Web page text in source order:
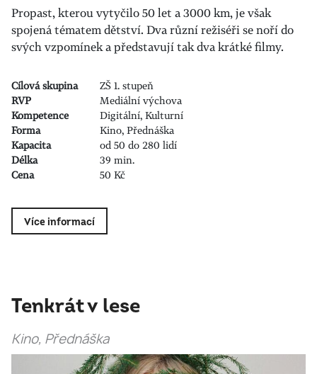
Propast, kterou vytyčilo 50 let a 3000 km, je však
spojená tématem dětství. Dva různí režiséři se noří do
svých vzpomínek a představují tak dva krátké filmy.
Cílová skupina
ZŠ 1. stupeň
RVP
Mediální výchova
Kompetence
Digitální, Kulturní
Forma
Kino, Přednáška
Kapacita
od 50 do 280 lidí
Délka
39 min.
Cena
50 Kč
Více informací
Tenkrát v lese
Kino, Přednáška